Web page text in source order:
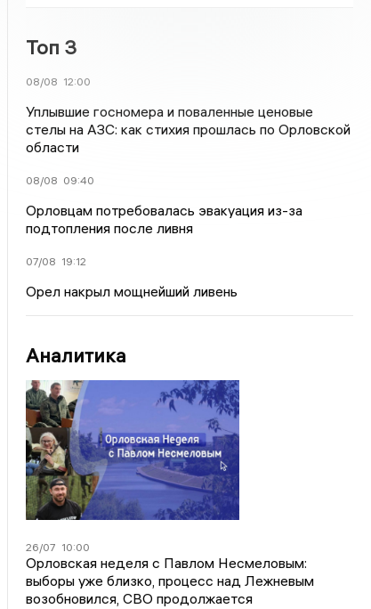
Топ 3
08/08 12:00
Уплывшие госномера и поваленные ценовые
стелы на АЗС: как стихия прошлась по Орловской
области
08/08 09:40
Орловцам потребовалась эвакуация из-за
подтопления после ливня
07/08 19:12
Орел накрыл мощнейший ливень
Аналитика
26/07 10:00
Орловская неделя с Павлом Несмеловым:
выборы уже близко, процесс над Лежневым
возобновился, СВО продолжается